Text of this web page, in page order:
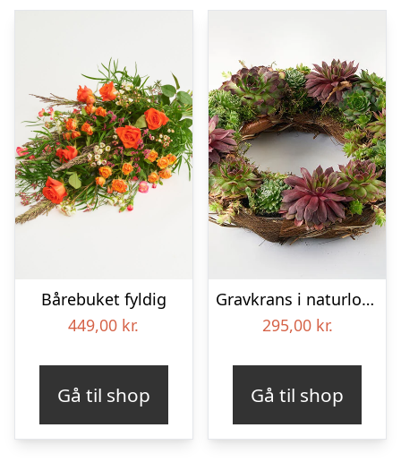
Bårebuket fyldig
449,00 kr.
Gå til shop
Gravkrans i naturlook – Blomster til begravelse
295,00 kr.
Gå til shop